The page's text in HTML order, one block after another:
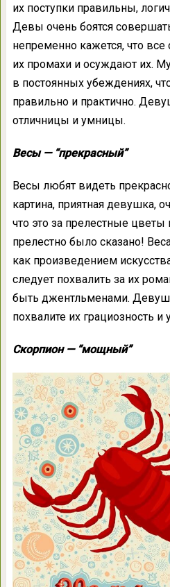
их поступки правильны,
Девы очень боятся
непременно кажется, что
их промахи и осуждают их.
в постоянных убеждениях,
правильно и практично.
отличницы и умницы.
Весы — “прекрасный”
Весы любят видеть
картина, приятная девушка,
что это за прелестные цветы
прелестно было сказано!
как произведением
следует похвалить за их
быть джентльменами.
похвалите их грациозность и
Скорпион — “мощный”